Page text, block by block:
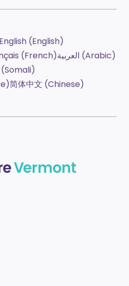
English (English)
(French)
العربية (Arabic)
简体中文 (Chinese)